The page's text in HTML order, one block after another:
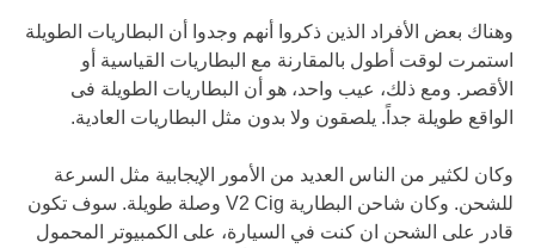
وهناك بعض الأفراد الذين ذكروا أنهم وجدوا أن البطاريات الطويلة
استمرت لوقت أطول بالمقارنة مع البطاريات القياسية أو
الأقصر. ومع ذلك، عيب واحد، هو أن البطاريات الطويلة فى
الواقع طويلة جداً. يلصقون ولا بدون مثل البطاريات العادية.
وكان لكثير من الناس العديد من الأمور الإيجابية مثل السرعة
للشحن. وكان شاحن البطارية V2 Cig وصلة طويلة. سوف تكون
قادر على الشحن ان كنت في السيارة، على الكمبيوتر المحمول